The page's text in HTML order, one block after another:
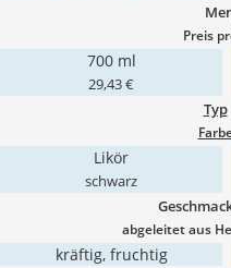
Preis
700 ml
29,43 €
Typ
Likör
schwarz
abgeleitet aus
kräftig, fruchtig